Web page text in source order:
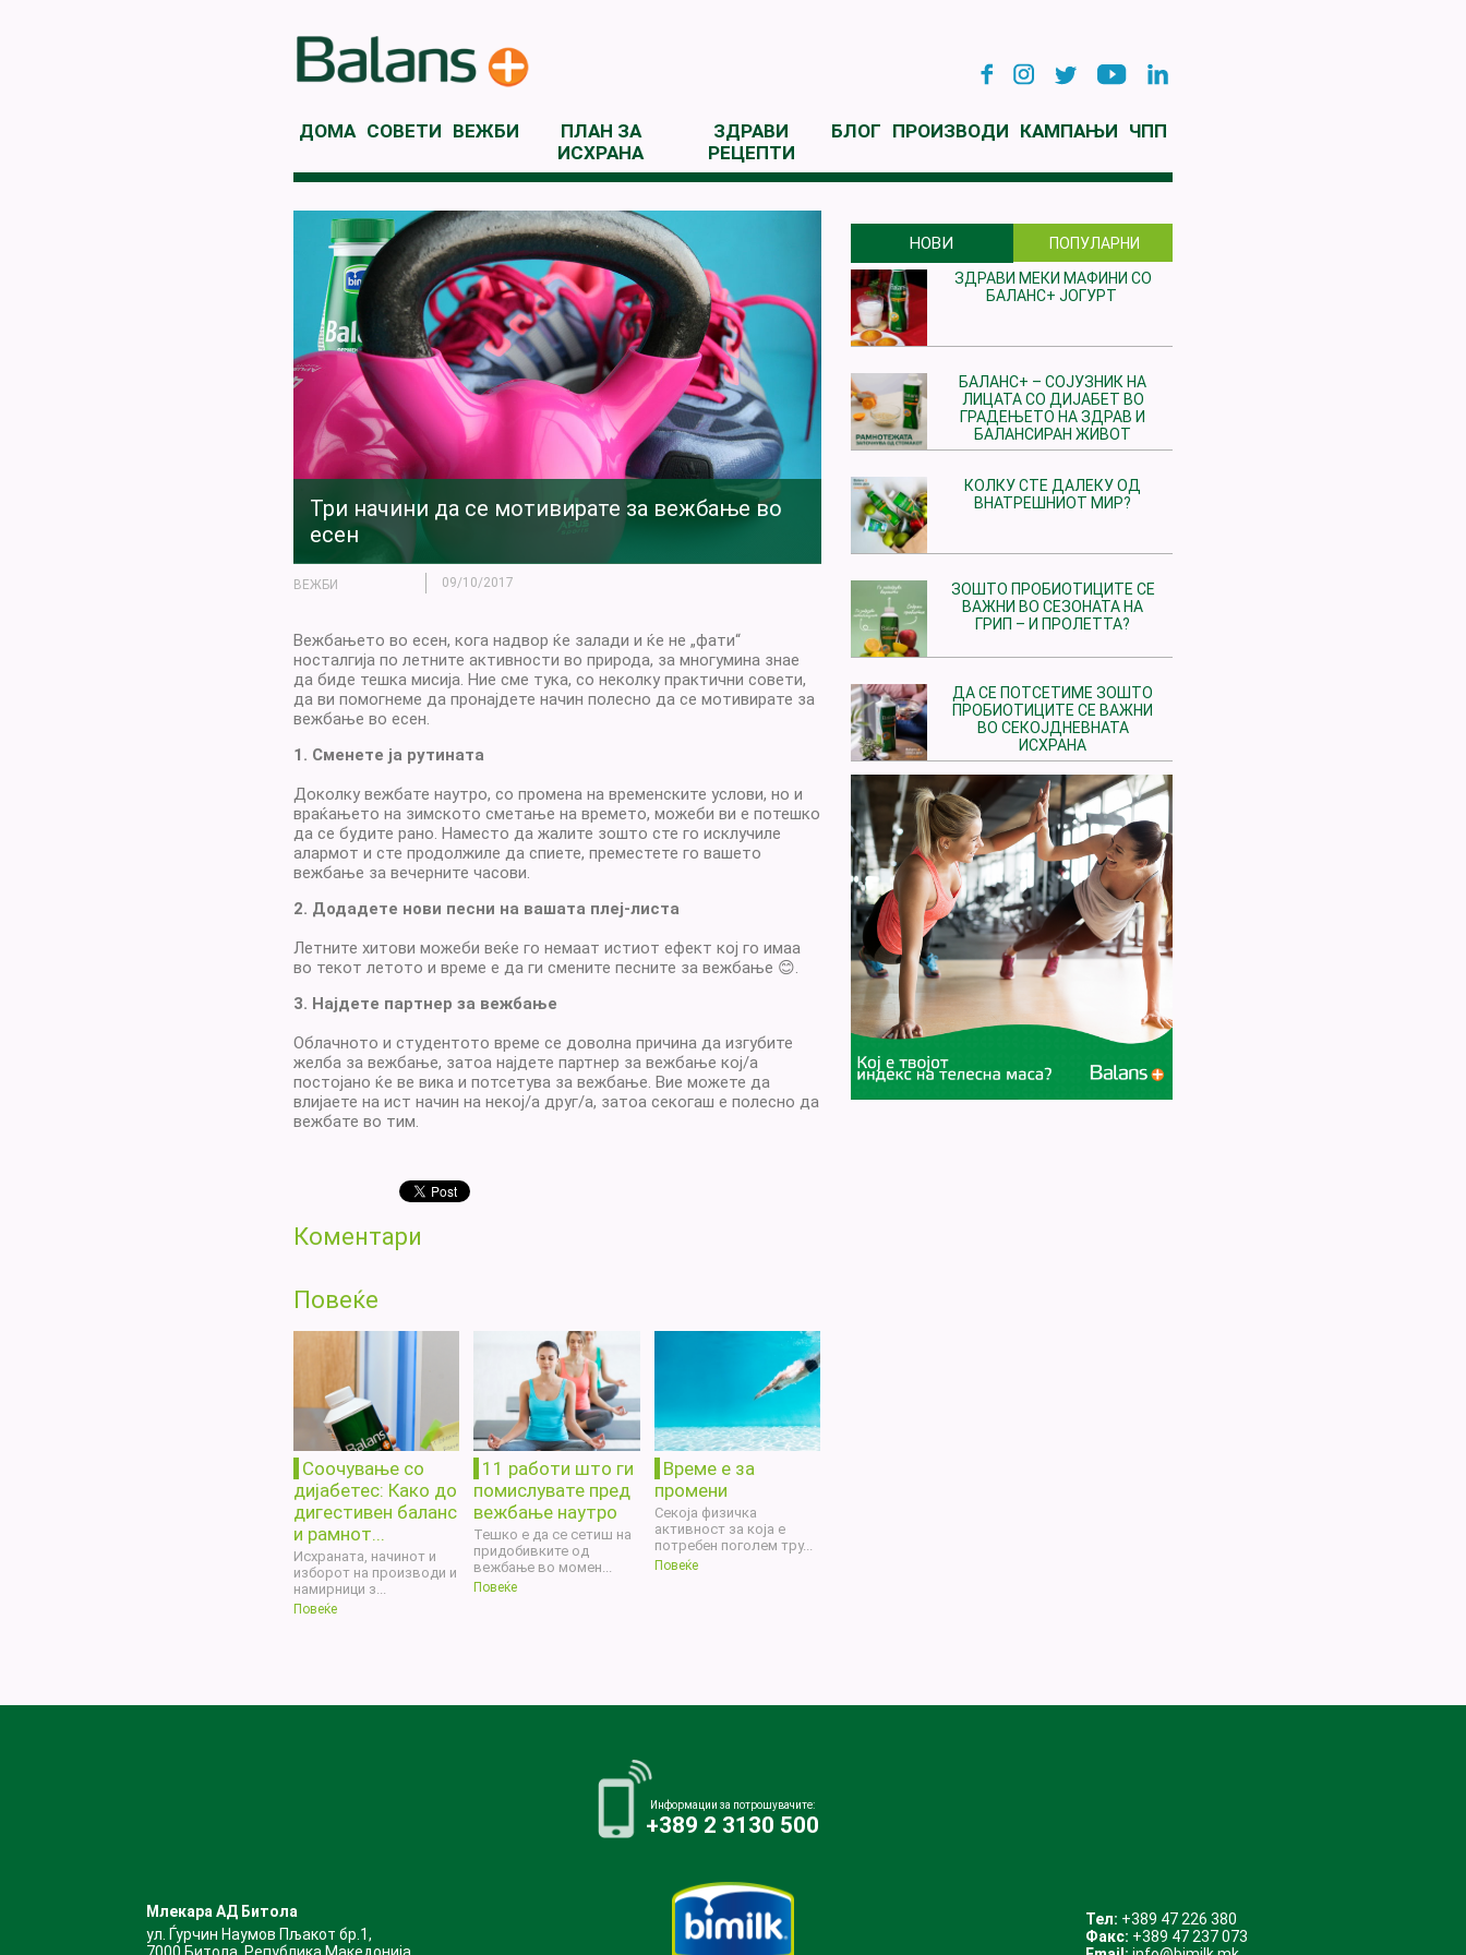
ДОМА СОВЕТИ ВЕЖБИ
ПЛАН ЗА
ИСХРАНА
ЗДРАВИ
РЕЦЕПТИ
БЛОГ ПРОИЗВОДИ КАМПАЊИ ЧПП
Три начини да се мотивирате за вежбање во
есен
ВЕЖБИ 09/10/2017
Вежбањето во есен, кога надвор ќе залади и ќе не „фати“
носталгија по летните активности во природа, за многумина знае
да биде тешка мисија. Ние сме тука, со неколку практични совети,
да ви помогнеме да пронајдете начин полесно да се мотивирате за
вежбање во есен.
1. Сменете ја рутината
Доколку вежбате наутро, со промена на временските услови, но и
враќањето на зимското сметање на времето, можеби ви е потешко
да се будите рано. Наместо да жалите зошто сте го исклучиле
алармот и сте продолжиле да спиете, преместете го вашето
вежбање за вечерните часови.
2. Додадете нови песни на вашата плеј-листа
Летните хитови можеби веќе го немаат истиот ефект кој го имаа
во текот летото и време е да ги смените песните за вежбање 😊.
3. Најдете партнер за вежбање
Облачното и студентото време се доволна причина да изгубите
желба за вежбање, затоа најдете партнер за вежбање кој/а
постојано ќе ве вика и потсетува за вежбање. Вие можете да
влијаете на ист начин на некој/а друг/а, затоа секогаш е полесно да
вежбате во тим.
Коментари
Повеќе
Соочување со
дијабетес: Како до
дигестивен баланс
и рамнот...
Исхраната, начинот и
изборот на производи и
намирници з...
Повеќе
11 работи што ги
помислувате пред
вежбање наутро
Тешко е да се сетиш на
придобивките од
вежбање во момен...
Повеќе
Време е за
промени
Секоја физичка
активност за која е
потребен поголем тру...
Повеќе
НОВИ
ЗДРАВИ МЕКИ МАФИНИ СО
БАЛАНС+ ЈОГУРТ
БАЛАНС+ – СОЈУЗНИК НА
ЛИЦАТА СО ДИЈАБЕТ ВО
ГРАДЕЊЕТО НА ЗДРАВ И
БАЛАНСИРАН ЖИВОТ
КОЛКУ СТЕ ДАЛЕКУ ОД
ВНАТРЕШНИОТ МИР?
ЗОШТО ПРОБИОТИЦИТЕ СЕ
ВАЖНИ ВО СЕЗОНАТА НА
ГРИП – И ПРОЛЕТТА?
ДА СЕ ПОТСЕТИМЕ ЗОШТО
ПРОБИОТИЦИТЕ СЕ ВАЖНИ
ВО СЕКОЈДНЕВНАТА
ИСХРАНА
ПОПУЛАРНИ
Информации за потрошувачите:
+389 2 3130 500
Млекара АД Битола
ул. Ѓурчин Наумов Пљакот бр.1,
Тел: +389 47 226 380
Факс: +389 47 237 073